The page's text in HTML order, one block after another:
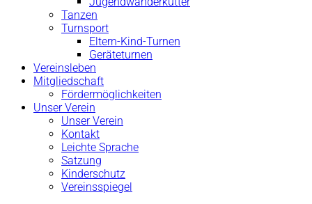
Tanzen
Turnsport
Eltern-Kind-Turnen
Geräteturnen
Vereinsleben
Mitgliedschaft
Fördermöglichkeiten
Unser Verein
Unser Verein
Kontakt
Leichte Sprache
Satzung
Kinderschutz
Vereinsspiegel